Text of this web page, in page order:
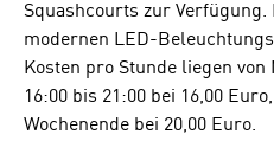
Squashcourts zur
modernen LED-
Kosten pro Stunde liegen
16:00 bis 21:00 bei 16,00
Wochenende bei 20,00 Euro.